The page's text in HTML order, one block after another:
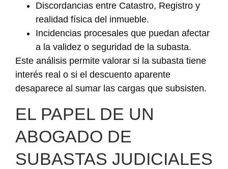
Discordancias entre Catastro, Registro y
realidad física del inmueble.
Incidencias procesales que puedan afectar
a la validez o seguridad de la subasta.
Este análisis permite valorar si la subasta tiene
interés real o si el descuento aparente
desaparece al sumar las cargas que subsisten.
EL PAPEL DE UN
ABOGADO DE
SUBASTAS JUDICIALES